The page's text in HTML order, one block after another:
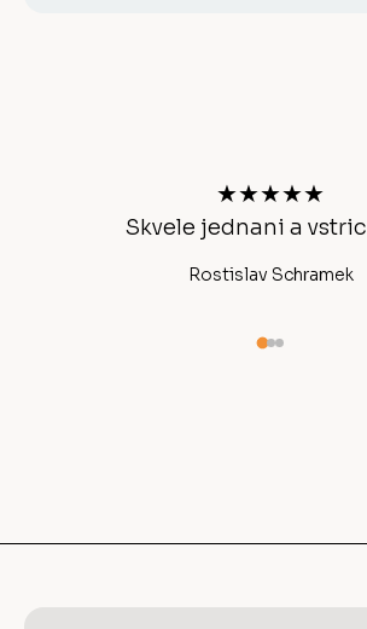
★★★★★
Skvele jednani a
Rostislav Schramek